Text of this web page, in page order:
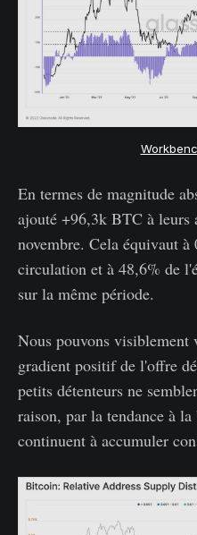
En termes de magnitude
ajouté +96,3k BTC à leurs
novembre. Cela équivaut
circulation et à 48,6% de
sur la même période.
Nous pouvons visiblement
gradient positif de l'offre
petits détenteurs ne
raison, par la tendance à
continuent à accumuler